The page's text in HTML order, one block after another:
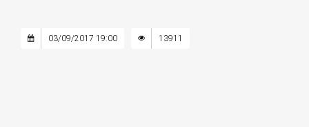
03/09/2017 19:00 13911